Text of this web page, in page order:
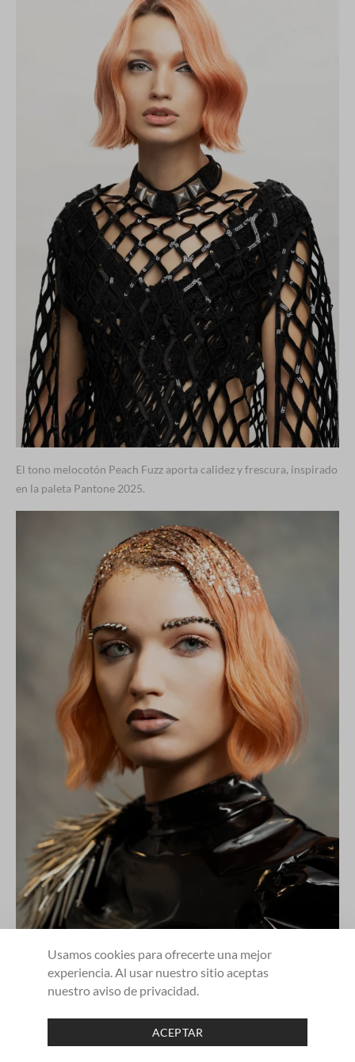
El tono melocotón Peach Fuzz aporta calidez y frescura, inspirado
en la paleta Pantone 2025.
La fusión del color melocotón con el brillo metálico celebra el
arte del cabello como manifestación personal.
Usamos cookies para ofrecerte una mejor
experiencia. Al usar nuestro sitio aceptas
nuestro aviso de privacidad.
ACEPTAR
SHARE